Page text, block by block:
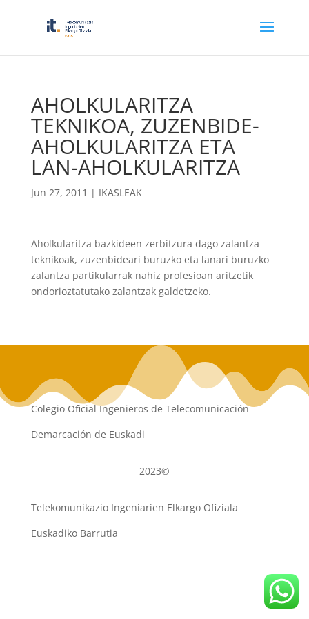
AHOLKULARITZA
TEKNIKOA, ZUZENBIDE-
AHOLKULARITZA ETA
LAN-AHOLKULARITZA
Jun 27, 2011 | IKASLEAK
Aholkularitza bazkideen zerbitzura dago zalantza
teknikoak, zuzenbideari buruzko eta lanari buruzko
zalantza partikularrak nahiz profesioan aritzetik
ondorioztatutako zalantzak galdetzeko.
Colegio Oficial Ingenieros de Telecomunicación
Demarcación de Euskadi
2023©
Telekomunikazio Ingeniarien Elkargo Ofiziala
Euskadiko Barrutia